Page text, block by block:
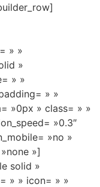
» »
»
» »
» »
»0px » class= » »
»0.3″
»no »
»]
solid »
» » icon= » »